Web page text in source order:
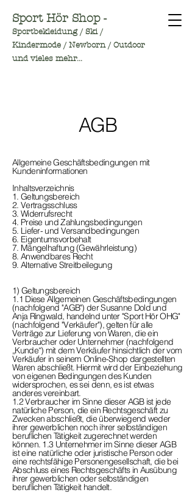
Sport Hör Shop -
Sportbekleidung / Ski /
Kindermode / Newborn / Outdoor
und vieles mehr...
AGB
Allgemeine Geschäftsbedingungen mit
Kundeninformationen
Inhaltsverzeichnis
1. Geltungsbereich
2. Vertragsschluss
3. Widerrufsrecht
4. Preise und Zahlungsbedingungen
5. Liefer- und Versandbedingungen
6. Eigentumsvorbehalt
7. Mängelhaftung (Gewährleistung)
8. Anwendbares Recht
9. Alternative Streitbeilegung
1) Geltungsbereich
1.1 Diese Allgemeinen Geschäftsbedingungen
(nachfolgend "AGB") der Susanne Dold und
Anja Ringwald, handelnd unter "Sport Hör OHG"
(nachfolgend "Verkäufer"), gelten für alle
Verträge zur Lieferung von Waren, die ein
Verbraucher oder Unternehmer (nachfolgend
„Kunde“) mit dem Verkäufer hinsichtlich der vom
Verkäufer in seinem Online-Shop dargestellten
Waren abschließt. Hiermit wird der Einbeziehung
von eigenen Bedingungen des Kunden
widersprochen, es sei denn, es ist etwas
anderes vereinbart.
1.2 Verbraucher im Sinne dieser AGB ist jede
natürliche Person, die ein Rechtsgeschäft zu
Zwecken abschließt, die überwiegend weder
ihrer gewerblichen noch ihrer selbständigen
beruflichen Tätigkeit zugerechnet werden
können. 1.3 Unternehmer im Sinne dieser AGB
ist eine natürliche oder juristische Person oder
eine rechtsfähige Personengesellschaft, die bei
Abschluss eines Rechtsgeschäfts in Ausübung
ihrer gewerblichen oder selbständigen
beruflichen Tätigkeit handelt.